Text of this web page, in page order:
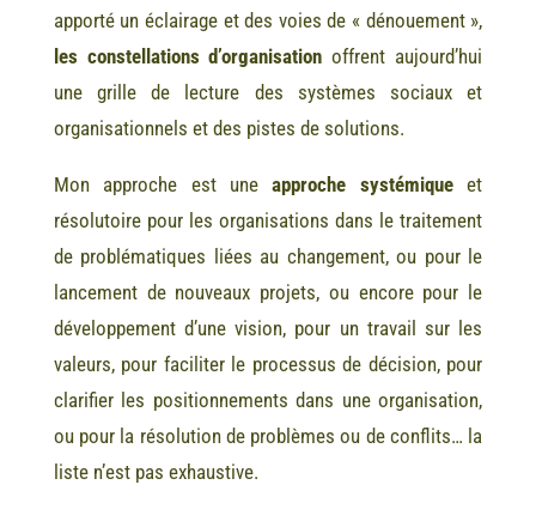
apporté un éclairage et des voies de « dénouement »,
les constellations d’organisation offrent aujourd’hui
une grille de lecture des systèmes sociaux et
organisationnels et des pistes de solutions.
Mon approche est uneapproche systémiqueet
résolutoire pour les organisations dans le traitement
de problématiques liées au changement, ou pour le
lancement de nouveaux projets, ou encore pour le
développement d’une vision, pour un travail sur les
valeurs, pour faciliter le processus de décision, pour
clarifier les positionnements dans une organisation,
ou pour la résolution de problèmes ou de conflits… la
liste n’est pas exhaustive.